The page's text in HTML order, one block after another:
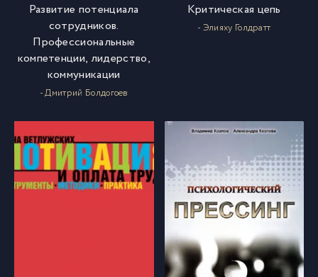
Развитие потенциала
сотрудников.
Профессиональные
компетенции, лидерство,
коммуникации
- Дмитрий Болдогоев
Критическая цепь
- Элияху Голдратт